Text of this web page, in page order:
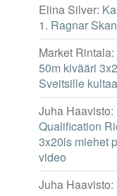
Elina Silver:
1. Ragnar
Market Rintala:
50m kivääri
Sveitsille
Juha Haavisto:
Qualification
3x20ls miehet
video
Juha Haavisto: